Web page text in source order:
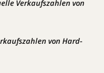
Verkaufszahlen von
von Hard-